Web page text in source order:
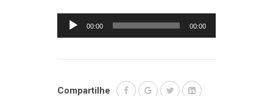
Tocador
00:00 00:00
Compartilhe